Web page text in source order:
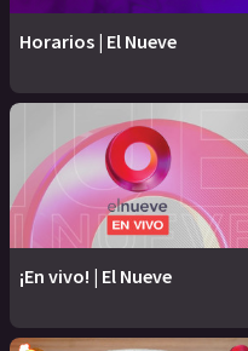
Horarios | El Nueve
¡En vivo! | El Nueve